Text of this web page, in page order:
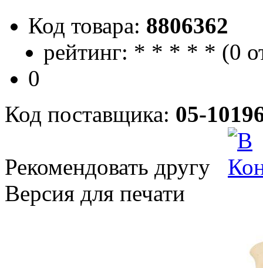
Код товара: 8806362
рейтинг: * * * * * (0
0
Код поставщика: 05-
Рекомендовать другу
Версия для печати